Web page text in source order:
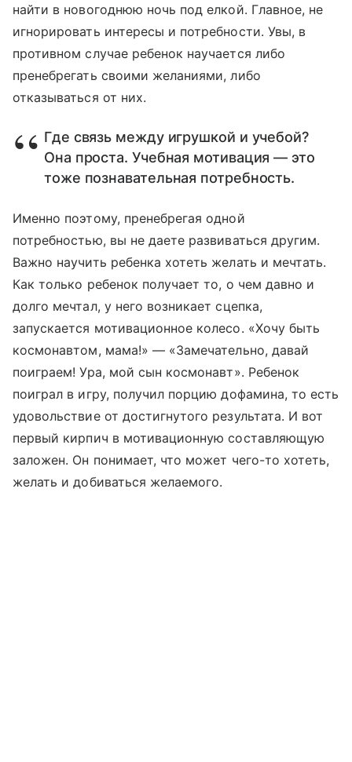
найти в новогоднюю ночь под елкой. Главное, не
игнорировать интересы и потребности. Увы, в
противном случае ребенок научается либо
пренебрегать своими желаниями, либо
отказываться от них.
Где связь между игрушкой и учебой?
Она проста. Учебная мотивация — это
тоже познавательная потребность.
Именно поэтому, пренебрегая одной
потребностью, вы не даете развиваться другим.
Важно научить ребенка хотеть желать и мечтать.
Как только ребенок получает то, о чем давно и
долго мечтал, у него возникает сцепка,
запускается мотивационное колесо. «Хочу быть
космонавтом, мама!» — «Замечательно, давай
поиграем! Ура, мой сын космонавт». Ребенок
поиграл в игру, получил порцию дофамина, то есть
удовольствие от достигнутого результата. И вот
первый кирпич в мотивационную составляющую
заложен. Он понимает, что может чего-то хотеть,
желать и добиваться желаемого.